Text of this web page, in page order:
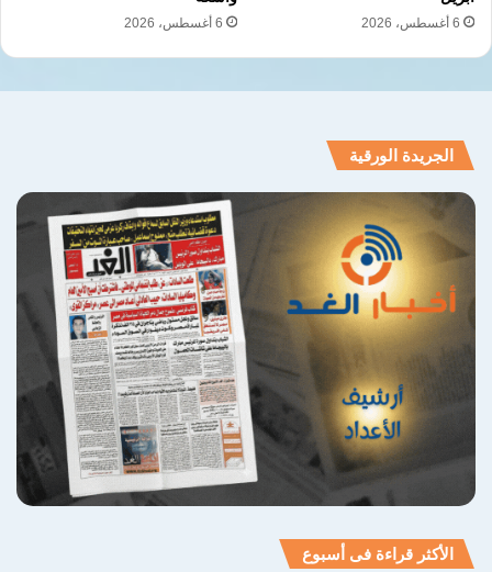
6 أغسطس، 2026 6 أغسطس، 2026
الجريدة الورقية
الأكثر قراءة فى أسبوع